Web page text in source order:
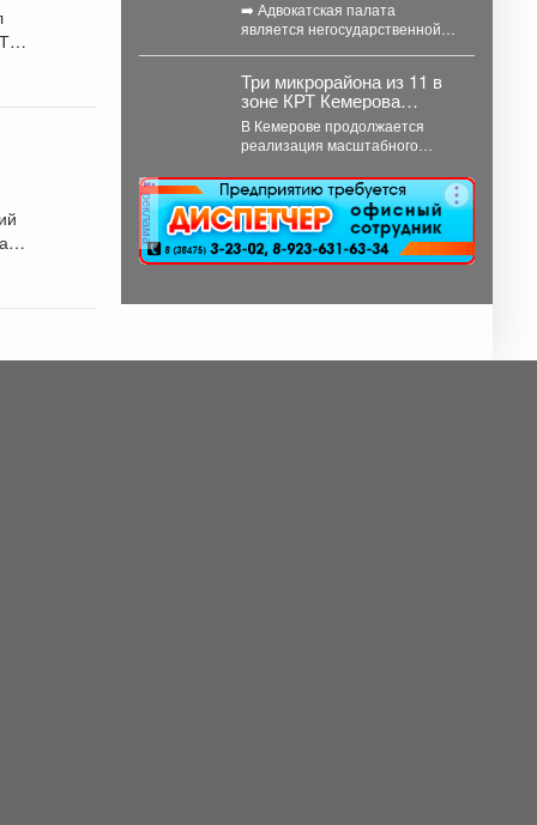
➡️ Адвокатская палата
является негосударственной
членстве адвокатов
(Федеральный закон от...
Три микрорайона из 11 в
зоне КРТ Кемерова
остаются без
застройщиков
В Кемерове продолжается
реализация масштабного
развития территорий. Первый
дом скоро будет сдан, но...
реклама